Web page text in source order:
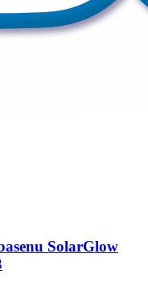
SolarGlow